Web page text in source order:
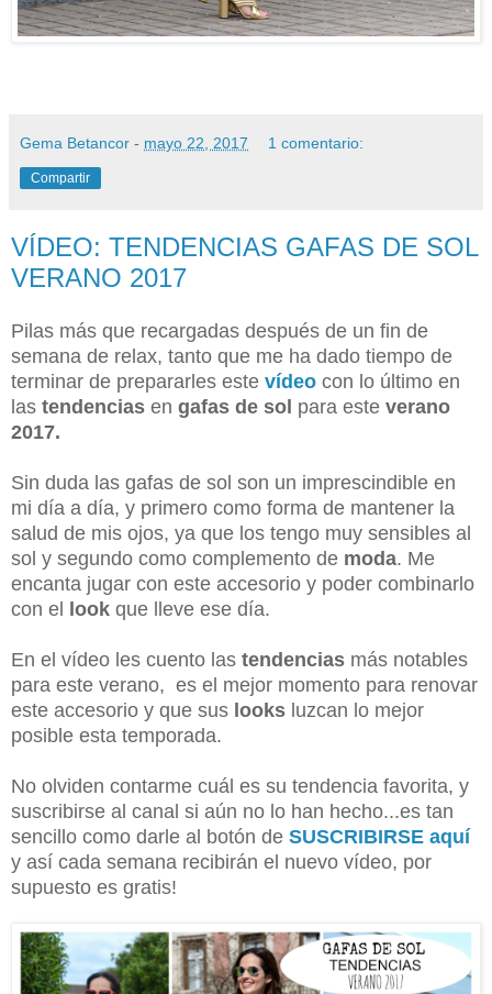
Gema Betancor - mayo 22, 2017 1 comentario:
Compartir
VÍDEO: TENDENCIAS GAFAS DE SOL
VERANO 2017
Pilas más que recargadas después de un fin de
semana de relax, tanto que me ha dado tiempo de
terminar de prepararles este vídeo con lo último en
las tendencias en gafas de sol para este verano
2017.
Sin duda las gafas de sol son un imprescindible en
mi día a día, y primero como forma de mantener la
salud de mis ojos, ya que los tengo muy sensibles al
sol y segundo como complemento de moda. Me
encanta jugar con este accesorio y poder combinarlo
con el
look que lleve ese día.
En el vídeo les cuento las tendencias más notables
para este verano, es el mejor momento para renovar
este accesorio y que sus looks luzcan lo mejor
posible esta temporada.
No olviden contarme cuál es su tendencia favorita, y
suscribirse al canal si aún no lo han hecho...es tan
sencillo como darle al botón de SUSCRIBIRSE aquí
y así cada semana recibirán el nuevo vídeo, por
supuesto es gratis!